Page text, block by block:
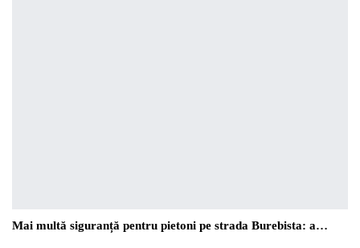
Mai multă siguranță pentru pietoni pe strada Burebista: a…